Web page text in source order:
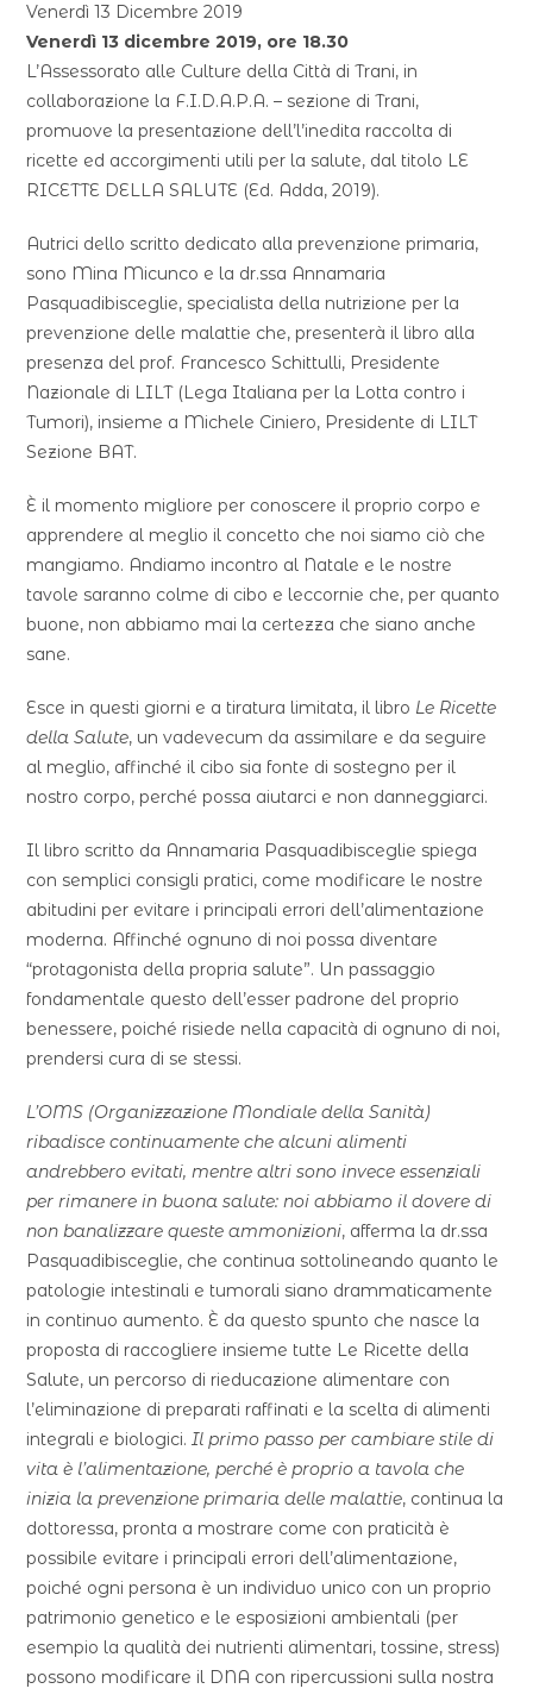
Venerdì 13 Dicembre 2019
Venerdì 13 dicembre 2019, ore 18.30
L’Assessorato alle Culture della Città di Trani, in
collaborazione la F.I.D.A.P.A. – sezione di Trani,
promuove la presentazione dell’l’inedita raccolta di
ricette ed accorgimenti utili per la salute, dal titolo LE
RICETTE DELLA SALUTE (Ed. Adda, 2019).
Autrici dello scritto dedicato alla prevenzione primaria,
sono Mina Micunco e la dr.ssa Annamaria
Pasquadibisceglie, specialista della nutrizione per la
prevenzione delle malattie che, presenterà il libro alla
presenza del prof. Francesco Schittulli, Presidente
Nazionale di LILT (Lega Italiana per la Lotta contro i
Tumori), insieme a Michele Ciniero, Presidente di LILT
Sezione BAT.
È il momento migliore per conoscere il proprio corpo e
apprendere al meglio il concetto che noi siamo ciò che
mangiamo. Andiamo incontro al Natale e le nostre
tavole saranno colme di cibo e leccornie che, per quanto
buone, non abbiamo mai la certezza che siano anche
sane.
Esce in questi giorni e a tiratura limitata, il libro Le Ricette
della Salute, un vadevecum da assimilare e da seguire
al meglio, affinché il cibo sia fonte di sostegno per il
nostro corpo, perché possa aiutarci e non danneggiarci.
Il libro scritto da Annamaria Pasquadibisceglie spiega
con semplici consigli pratici, come modificare le nostre
abitudini per evitare i principali errori dell’alimentazione
moderna. Affinché ognuno di noi possa diventare
“protagonista della propria salute”. Un passaggio
fondamentale questo dell’esser padrone del proprio
benessere, poiché risiede nella capacità di ognuno di noi,
prendersi cura di se stessi.
L’OMS (Organizzazione Mondiale della Sanità)
ribadisce continuamente che alcuni alimenti
andrebbero evitati, mentre altri sono invece essenziali
per rimanere in buona salute: noi abbiamo il dovere di
non banalizzare queste ammonizioni, afferma la dr.ssa
Pasquadibisceglie, che continua sottolineando quanto le
patologie intestinali e tumorali siano drammaticamente
in continuo aumento. È da questo spunto che nasce la
proposta di raccogliere insieme tutte Le Ricette della
Salute, un percorso di rieducazione alimentare con
l’eliminazione di preparati raffinati e la scelta di alimenti
integrali e biologici.Il primo passo per cambiare stile di
vita è l’alimentazione, perché è proprio a tavola che
inizia la prevenzione primaria delle malattie, continua la
dottoressa, pronta a mostrare come con praticità è
possibile evitare i principali errori dell’alimentazione,
poiché ogni persona è un individuo unico con un proprio
patrimonio genetico e le esposizioni ambientali (per
esempio la qualità dei nutrienti alimentari, tossine, stress)
possono modificare il DNA con ripercussioni sulla nostra